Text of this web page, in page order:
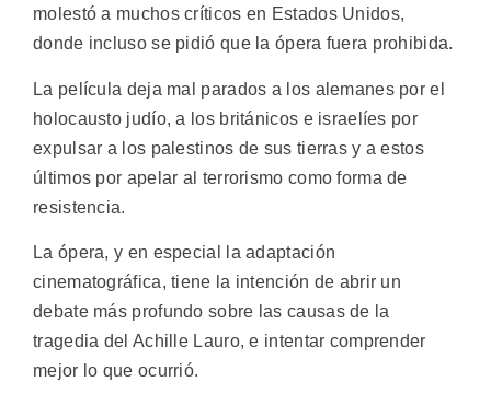
molestó a muchos críticos en Estados Unidos,
donde incluso se pidió que la ópera fuera prohibida.
La película deja mal parados a los alemanes por el
holocausto judío, a los británicos e israelíes por
expulsar a los palestinos de sus tierras y a estos
últimos por apelar al terrorismo como forma de
resistencia.
La ópera, y en especial la adaptación
cinematográfica, tiene la intención de abrir un
debate más profundo sobre las causas de la
tragedia del Achille Lauro, e intentar comprender
mejor lo que ocurrió.